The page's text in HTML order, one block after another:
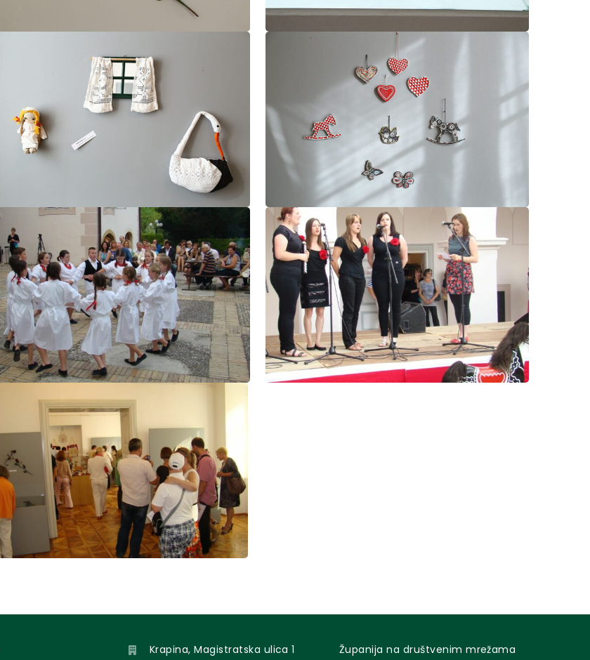
Krapina, Magistratska ulica 1 Županija na društvenim mrežama